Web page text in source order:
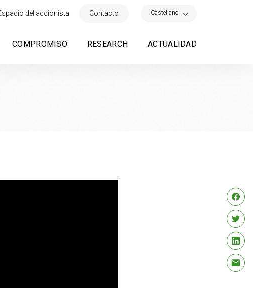
del accionista Contacto Castellano
COMPROMISO RESEARCH ACTUALIDAD